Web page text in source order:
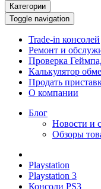
Категории
Toggle navigation
Trade-in консолей
Ремонт и
Проверка
Калькулятор
Продать
О компании
Блог
Новости и
Обзоры
Playstation
Playstation 3
Консоли PS3